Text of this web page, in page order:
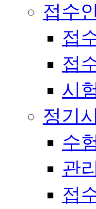
접수
접
접
시
정기
수
관
접